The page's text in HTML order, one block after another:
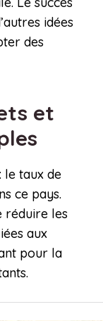
idées
des
et
le taux de
ce pays.
réduire les
aux
pour la